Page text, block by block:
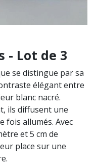
- Lot de 3
se distingue par sa
élégant entre
blanc nacré.
ils diffusent une
fois allumés. Avec
et 5 cm de
place sur une